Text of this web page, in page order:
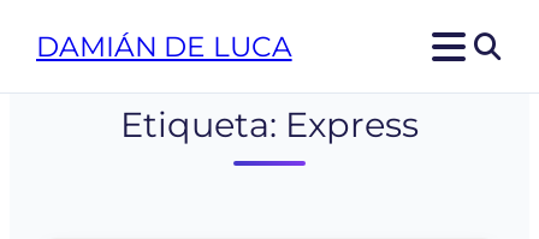
DAMIÁN DE LUCA
Etiqueta: Express